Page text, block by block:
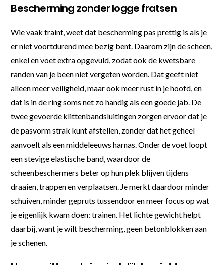
Bescherming zonder logge fratsen
Wie vaak traint, weet dat bescherming pas prettig is als je
er niet voortdurend mee bezig bent. Daarom zijn de scheen,
enkel en voet extra opgevuld, zodat ook de kwetsbare
randen van je been niet vergeten worden. Dat geeft niet
alleen meer veiligheid, maar ook meer rust in je hoofd, en
dat is in de ring soms net zo handig als een goede jab. De
twee gevoerde klittenbandsluitingen zorgen ervoor dat je
de pasvorm strak kunt afstellen, zonder dat het geheel
aanvoelt als een middeleeuws harnas. Onder de voet loopt
een stevige elastische band, waardoor de
scheenbeschermers beter op hun plek blijven tijdens
draaien, trappen en verplaatsen. Je merkt daardoor minder
schuiven, minder gepruts tussendoor en meer focus op wat
je eigenlijk kwam doen: trainen. Het lichte gewicht helpt
daarbij, want je wilt bescherming, geen betonblokken aan
je schenen.